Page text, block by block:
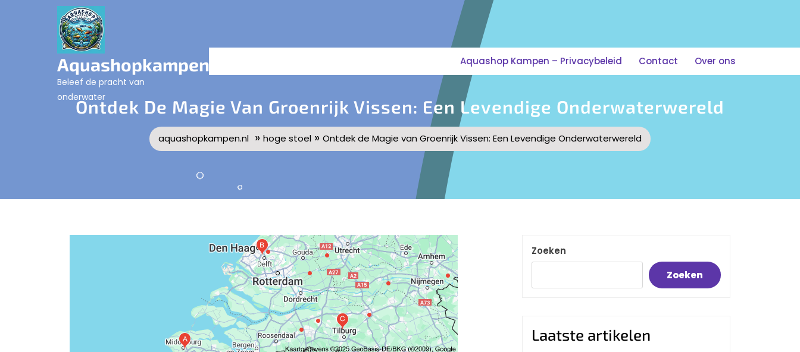
Aquashopkampen.nl
Beleef de pracht van
onderwater
Aquashop Kampen – Privacybeleid Contact Over ons
Ontdek De Magie Van Groenrijk Vissen: Een Levendige Onderwaterwereld
aquashopkampen.nl » hoge stoel » Ontdek de Magie van Groenrijk Vissen: Een Levendige Onderwaterwereld
Zoeken
Zoeken
Laatste artikelen